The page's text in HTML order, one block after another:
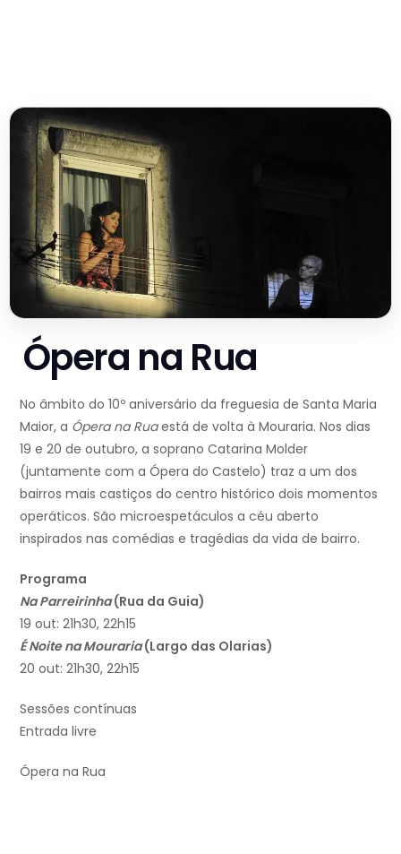
Ópera na Rua
No âmbito do 10º aniversário da freguesia de Santa Maria
Maior, a Ópera na Ruaestá de volta à Mouraria. Nos dias
19 e 20 de outubro, a soprano Catarina Molder
(juntamente com a Ópera do Castelo) traz a um dos
bairros mais castiços do centro histórico dois momentos
operáticos. São microespetáculos a céu aberto
inspirados nas comédias e tragédias da vida de bairro.
Programa
Na Parreirinha(Rua da Guia)
19 out: 21h30, 22h15
É Noite na Mouraria(Largo das Olarias)
20 out: 21h30, 22h15
Sessões contínuas
Entrada livre
Ópera na Rua